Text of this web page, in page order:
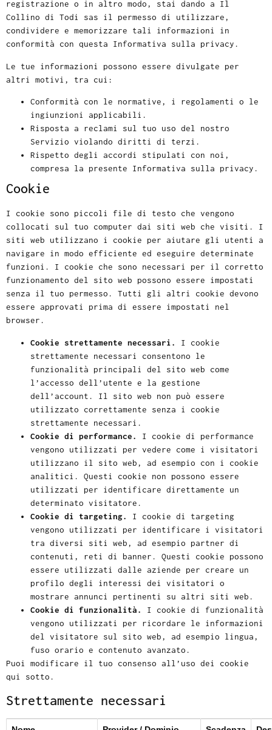
registrazione o in altro modo, stai dando a Il
Collino di Todi sas il permesso di utilizzare,
condividere e memorizzare tali informazioni in
conformità con questa Informativa sulla privacy.
Le tue informazioni possono essere divulgate per
altri motivi, tra cui:
Conformità con le normative, i regolamenti o le
ingiunzioni applicabili.
Risposta a reclami sul tuo uso del nostro
Servizio violando diritti di terzi.
Rispetto degli accordi stipulati con noi,
compresa la presente Informativa sulla privacy.
Cookie
I cookie sono piccoli file di testo che vengono
collocati sul tuo computer dai siti web che visiti. I
siti web utilizzano i cookie per aiutare gli utenti a
navigare in modo efficiente ed eseguire determinate
funzioni. I cookie che sono necessari per il corretto
funzionamento del sito web possono essere impostati
senza il tuo permesso. Tutti gli altri cookie devono
essere approvati prima di essere impostati nel
browser.
Cookie strettamente necessari.
I cookie
strettamente necessari consentono le
funzionalità principali del sito web come
l’accesso dell’utente e la gestione
dell’account. Il sito web non può essere
utilizzato correttamente senza i cookie
strettamente necessari.
Cookie di performance.
I cookie di performance
vengono utilizzati per vedere come i visitatori
utilizzano il sito web, ad esempio con i cookie
analitici. Questi cookie non possono essere
utilizzati per identificare direttamente un
determinato visitatore.
Cookie di targeting.
I cookie di targeting
vengono utilizzati per identificare i visitatori
tra diversi siti web, ad esempio partner di
contenuti, reti di banner. Questi cookie possono
essere utilizzati dalle aziende per creare un
profilo degli interessi dei visitatori o
mostrare annunci pertinenti su altri siti web.
Cookie di funzionalità.
I cookie di funzionalità
vengono utilizzati per ricordare le informazioni
del visitatore sul sito web, ad esempio lingua,
fuso orario e contenuto avanzato.
Puoi modificare il tuo consenso all’uso dei cookie
qui sotto.
Strettamente necessari